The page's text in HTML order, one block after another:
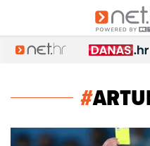
#